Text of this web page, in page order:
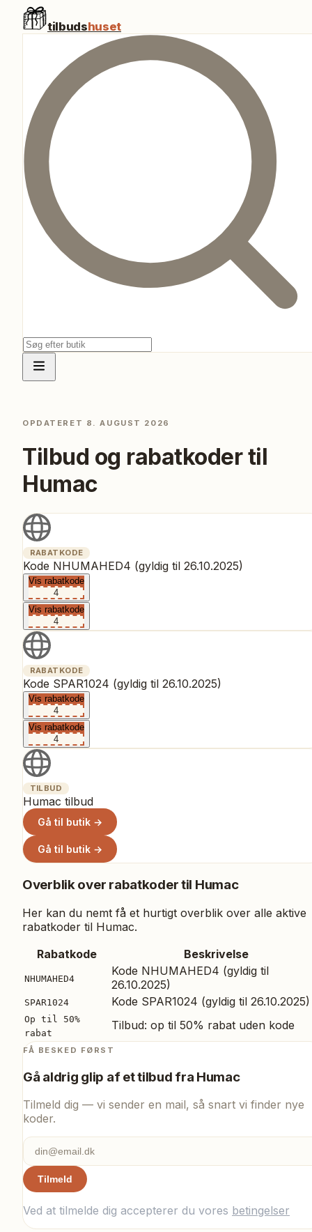
tilbudshuset
OPDATERET 8. AUGUST 2026
Tilbud og rabatkoder til
Humac
RABATKODE
Kode NHUMAHED4 (gyldig til 26.10.2025)
Vis rabatkode
4
Vis rabatkode
4
RABATKODE
Kode SPAR1024 (gyldig til 26.10.2025)
Vis rabatkode
4
Vis rabatkode
4
TILBUD
Humac tilbud
Gå til butik →
Gå til butik →
Overblik over rabatkoder til Humac
Her kan du nemt få et hurtigt overblik over alle aktive
rabatkoder til Humac.
Rabatkode
Beskrivelse
NHUMAHED4
Kode NHUMAHED4 (gyldig til
26.10.2025)
SPAR1024 Kode SPAR1024 (gyldig til 26.10.2025)
Op til 50%
rabat
Tilbud: op til 50% rabat uden kode
FÅ BESKED FØRST
Gå aldrig glip af et tilbud fra Humac
Tilmeld dig — vi sender en mail, så snart vi finder nye
koder.
Tilmeld
Ved at tilmelde dig accepterer du vores betingelser